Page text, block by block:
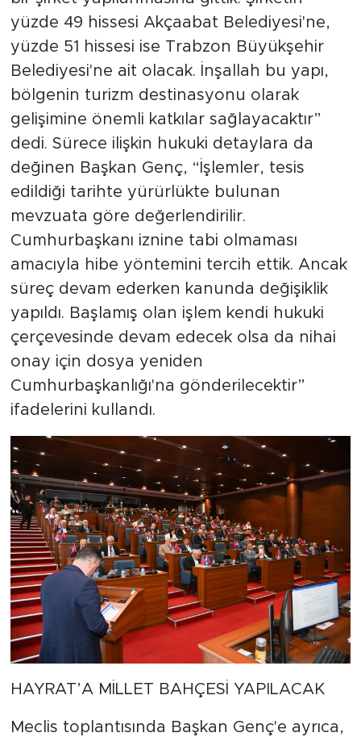
yüzde 49 hissesi Akçaabat Belediyesi'ne,
yüzde 51 hissesi ise Trabzon Büyükşehir
Belediyesi'ne ait olacak. İnşallah bu yapı,
bölgenin turizm destinasyonu olarak
gelişimine önemli katkılar sağlayacaktır”
dedi. Sürece ilişkin hukuki detaylara da
değinen Başkan Genç, “İşlemler, tesis
edildiği tarihte yürürlükte bulunan
mevzuata göre değerlendirilir.
Cumhurbaşkanı iznine tabi olmaması
amacıyla hibe yöntemini tercih ettik. Ancak
süreç devam ederken kanunda değişiklik
yapıldı. Başlamış olan işlem kendi hukuki
çerçevesinde devam edecek olsa da nihai
onay için dosya yeniden
Cumhurbaşkanlığı'na gönderilecektir”
ifadelerini kullandı.
HAYRAT’A MİLLET BAHÇESİ YAPILACAK
Meclis toplantısında Başkan Genç'e ayrıca,